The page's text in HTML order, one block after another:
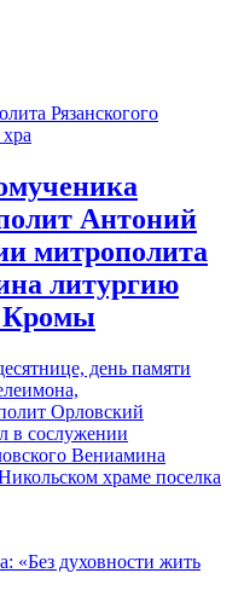
Антоний
митрополита
литургию
Кромы
день памяти
Орловский
в сослужении
Вениамина
храме поселка